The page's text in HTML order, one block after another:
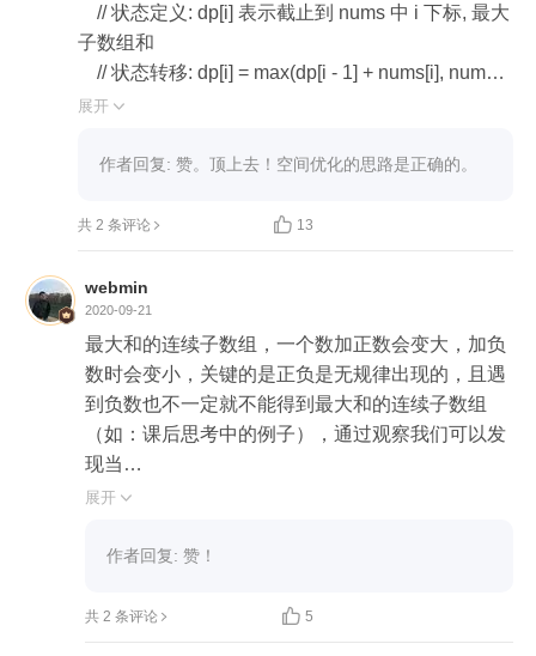
    // 状态定义: dp[i] 表示截止到 nums 中 i 下标, 最大
子数组和
    // 状态转移: dp[i] = max(dp[i - 1] + nums[i], nums
[i])
下面两种情况结果中较大的值:
ms[i] 构成 --> dp[i - 1] + nums[i]
    // 结果是 max(dp[0]...dp[nums.length - 1])
    public int maxSubArray(int[] nums) {
        if (nums == null) throw new IllegalArgumentEx
ception("nums can not be null!");
        if (nums.length == 0) return 0;
        int[] dp = new int[nums.length];
        dp[0] = nums[0];
            dp[i] = Math.max(dp[i - 1] + nums[i], nums[i]);
展开 
作者回复: 赞。顶上去！空间优化的思路是正确的。
共 2 条评论  13
webmin
2020-09-21
最大和的连续子数组，一个数加正数会变大，加负
数时会变小，关键的是正负是无规律出现的，且遇
到负数也不一定就不能得到最大和的连续子数组
（如：课后思考中的例子），通过观察我们可以发
现当
sum(nums[0...i-1]) < nums[i]我们就选择nums[i]重新
似的这样区间可能会出现好多个，所以还需要一个
和。
展开 
作者回复: 赞！
共 2 条评论  5